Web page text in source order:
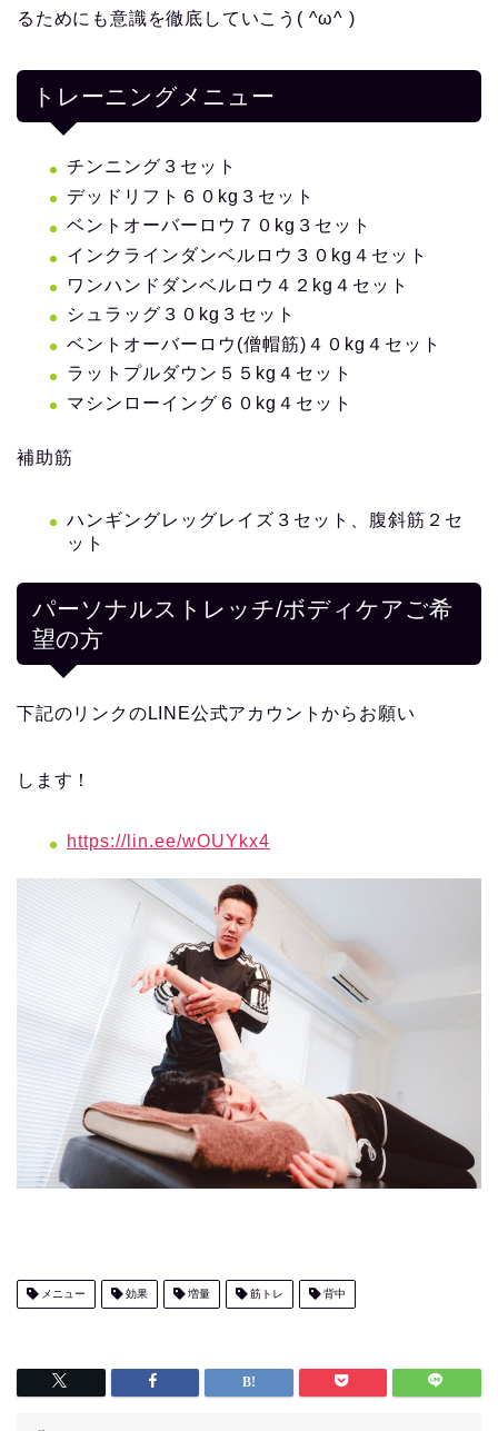
るためにも意識を徹底していこう( ^ω^ )
トレーニングメニュー
チンニング３セット
デッドリフト６０kg３セット
ベントオーバーロウ７０kg３セット
インクラインダンベルロウ３０kg４セット
ワンハンドダンベルロウ４２kg４セット
シュラッグ３０kg３セット
ベントオーバーロウ(僧帽筋)４０kg４セット
ラットプルダウン５５kg４セット
マシンローイング６０kg４セット
補助筋
ハンギングレッグレイズ３セット、腹斜筋２セ
ット
パーソナルストレッチ/ボディケアご希
望の方
下記のリンクのLINE公式アカウントからお願い
します！
https://lin.ee/wOUYkx4
メニュー 効果 増量 筋トレ 背中